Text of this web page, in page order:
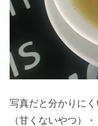
写真だと分かりに
（甘くないやつ）